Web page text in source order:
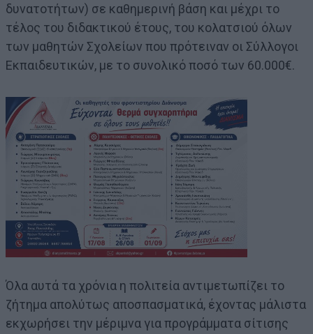
δυνατοτήτων) σε καθημερινή βάση και μέχρι το
τέλος του διδακτικού έτους, του κολατσιού όλων
των μαθητών Σχολείων που πρότειναν οι Σύλλογοι
Εκπαιδευτικών, με το συνολικό ποσό των 60.000€.
Όλα αυτά τα χρόνια η πολιτεία αντιμετωπίζει το
ζήτημα απολύτως αποσπασματικά, έχοντας μάλιστα
εκχωρήσει την μέριμνα για προγράμματα σίτισης